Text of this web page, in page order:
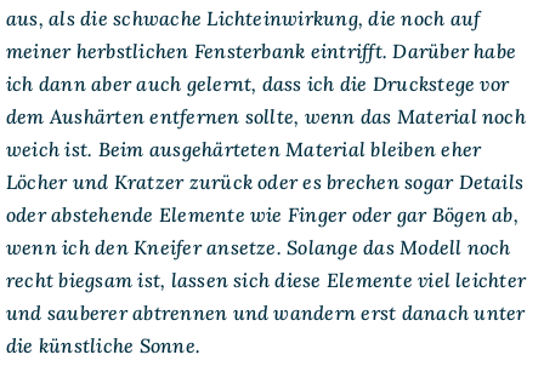
aus, als die schwache Lichteinwirkung, die noch auf
meiner herbstlichen Fensterbank eintrifft. Darüber habe
ich dann aber auch gelernt, dass ich die Druckstege vor
dem Aushärten entfernen sollte, wenn das Material noch
weich ist. Beim ausgehärteten Material bleiben eher
Löcher und Kratzer zurück oder es brechen sogar Details
oder abstehende Elemente wie Finger oder gar Bögen ab,
wenn ich den Kneifer ansetze. Solange das Modell noch
recht biegsam ist, lassen sich diese Elemente viel leichter
und sauberer abtrennen und wandern erst danach unter
die künstliche Sonne.